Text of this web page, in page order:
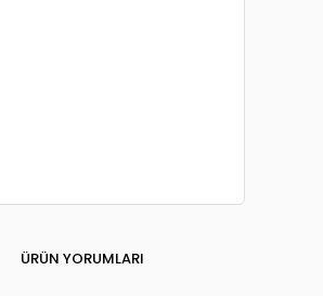
ÜRÜN YORUMLARI